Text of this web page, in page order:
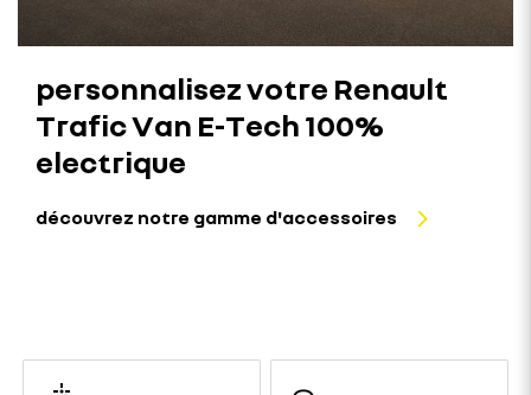
personnalisez votre Renault
Trafic Van E-Tech 100%
electrique
découvrez notre gamme d'accessoires